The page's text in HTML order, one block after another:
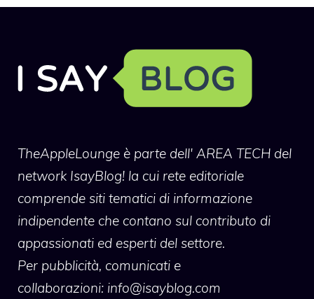
TheAppleLounge è parte dell' AREA TECH del
network IsayBlog! la cui rete editoriale
comprende siti tematici di informazione
indipendente che contano sul contributo di
appassionati ed esperti del settore.
Per pubblicità, comunicati e
collaborazioni: info@isayblog.com